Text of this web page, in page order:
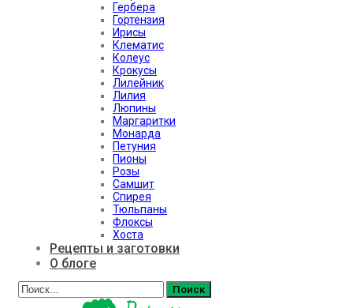
Гербера
Гортензия
Ирисы
Клематис
Колеус
Крокусы
Лилейник
Лилия
Люпины
Маргаритки
Монарда
Петуния
Пионы
Розы
Самшит
Спирея
Тюльпаны
Флоксы
Хоста
Рецепты и заготовки
О блоге